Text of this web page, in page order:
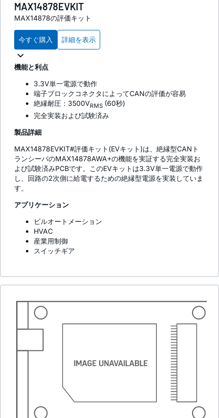
MAX14878EVKIT
MAX14878の評価キット
今すぐ購入 詳細を表示
機能と利点
3.3V単一電源で動作
端子ブロックコネクタによってCANの評価が容易
絶縁耐圧：3500VRMS (60秒)
完全実装および試験済み
製品詳細
MAX14878EVKIT#評価キット(EVキット)は、絶縁型CANト
ランシーバのMAX14878AWA+の機能を実証する完全実装お
よび試験済みPCBです。このEVキットは3.3V単一電源で動作
し、回路の2次側に給電するための絶縁型電源を実装していま
す。
アプリケーション
ビルオートメーション
HVAC
産業用制御
スイッチギア